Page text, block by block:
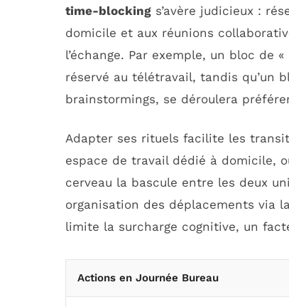
time-blocking s’avère judicieux :
domicile et aux réunions
l’échange. Par exemple, un bloc de
réservé au télétravail, tandis qu’un
brainstormings, se déroulera
Adapter ses rituels facilite les
espace de travail dédié à domicile,
cerveau la bascule entre les deux
organisation des déplacements via
limite la surcharge cognitive, un
Actions en Journée Bureau